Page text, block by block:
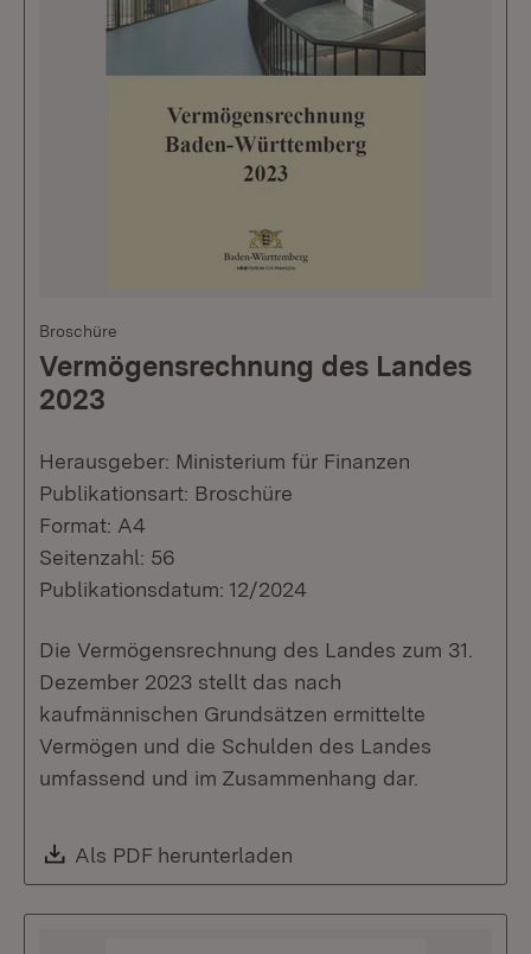
Broschüre
Vermögensrechnung des Landes
2023
Herausgeber: Ministerium für Finanzen
Publikationsart: Broschüre
Format: A4
Seitenzahl: 56
Publikationsdatum: 12/2024
Die Vermögensrechnung des Landes zum 31.
Dezember 2023 stellt das nach
kaufmännischen Grundsätzen ermittelte
Vermögen und die Schulden des Landes
umfassend und im Zusammenhang dar.
Download:
Als PDF herunterladen